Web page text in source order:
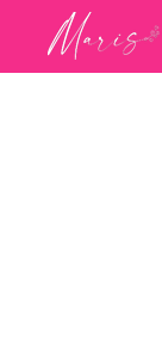
direct